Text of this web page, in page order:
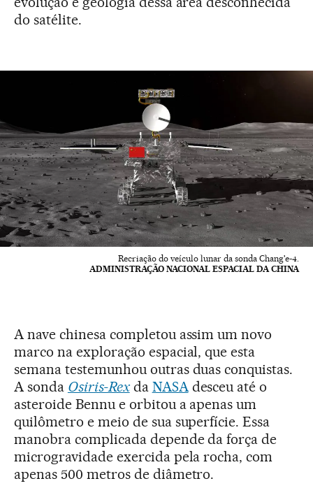
do satélite.
Recriação do veículo lunar da sonda Chang'e-4.
ADMINISTRAÇÃO NACIONAL ESPACIAL DA CHINA
A nave chinesa completou assim um novo
marco na exploração espacial, que esta
semana testemunhou outras duas conquistas.
A sonda Osiris-Rexda NASAdesceu até o
asteroide Bennu e orbitou a apenas um
quilômetro e meio de sua superfície. Essa
manobra complicada depende da força de
microgravidade exercida pela rocha, com
apenas 500 metros de diâmetro.